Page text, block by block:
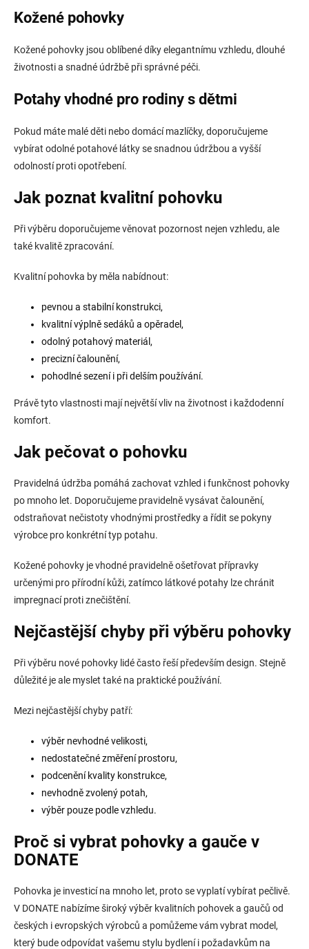
Kožené pohovky
Kožené pohovky jsou oblíbené díky elegantnímu vzhledu, dlouhé
životnosti a snadné údržbě při správné péči.
Potahy vhodné pro rodiny s dětmi
Pokud máte malé děti nebo domácí mazlíčky, doporučujeme
vybírat odolné potahové látky se snadnou údržbou a vyšší
odolností proti opotřebení.
Jak poznat kvalitní pohovku
Při výběru doporučujeme věnovat pozornost nejen vzhledu, ale
také kvalitě zpracování.
Kvalitní pohovka by měla nabídnout:
pevnou a stabilní konstrukci,
kvalitní výplně sedáků a opěradel,
odolný potahový materiál,
precizní čalounění,
pohodlné sezení i při delším používání.
Právě tyto vlastnosti mají největší vliv na životnost i každodenní
komfort.
Jak pečovat o pohovku
Pravidelná údržba pomáhá zachovat vzhled i funkčnost pohovky
po mnoho let. Doporučujeme pravidelně vysávat čalounění,
odstraňovat nečistoty vhodnými prostředky a řídit se pokyny
výrobce pro konkrétní typ potahu.
Kožené pohovky je vhodné pravidelně ošetřovat přípravky
určenými pro přírodní kůži, zatímco látkové potahy lze chránit
impregnací proti znečištění.
Nejčastější chyby při výběru pohovky
Při výběru nové pohovky lidé často řeší především design. Stejně
důležité je ale myslet také na praktické používání.
Mezi nejčastější chyby patří:
výběr nevhodné velikosti,
nedostatečné změření prostoru,
podcenění kvality konstrukce,
nevhodně zvolený potah,
výběr pouze podle vzhledu.
Proč si vybrat pohovky a gauče v
DONATE
Pohovka je investicí na mnoho let, proto se vyplatí vybírat pečlivě.
V DONATE nabízíme široký výběr kvalitních pohovek a gaučů od
českých i evropských výrobců a pomůžeme vám vybrat model,
který bude odpovídat vašemu stylu bydlení i požadavkům na